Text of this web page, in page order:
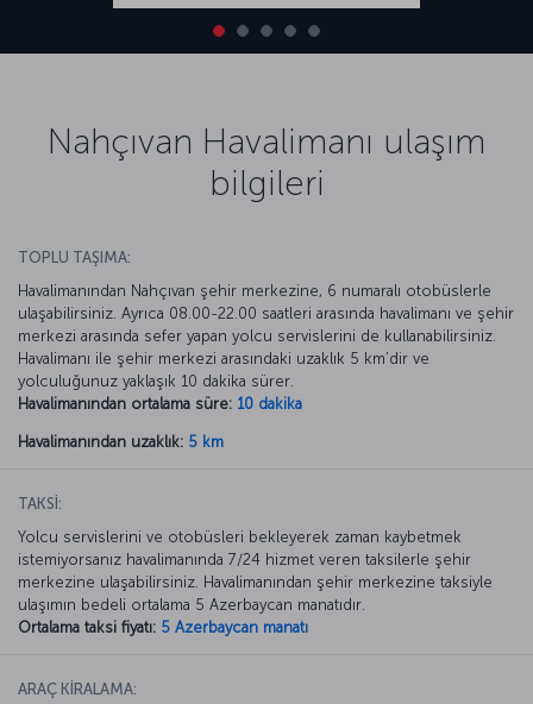
Nahçıvan Havalimanı ulaşım
bilgileri
TOPLU TAŞIMA:
Havalimanından Nahçıvan şehir merkezine, 6 numaralı otobüslerle
ulaşabilirsiniz. Ayrıca 08.00-22.00 saatleri arasında havalimanı ve şehir
merkezi arasında sefer yapan yolcu servislerini de kullanabilirsiniz.
Havalimanı ile şehir merkezi arasındaki uzaklık 5 km’dir ve
yolculuğunuz yaklaşık 10 dakika sürer.
Havalimanından ortalama süre: 10 dakika
Havalimanından uzaklık: 5 km
TAKSİ:
Yolcu servislerini ve otobüsleri bekleyerek zaman kaybetmek
istemiyorsanız havalimanında 7/24 hizmet veren taksilerle şehir
merkezine ulaşabilirsiniz. Havalimanından şehir merkezine taksiyle
ulaşımın bedeli ortalama 5 Azerbaycan manatıdır.
Ortalama taksi fiyatı: 5 Azerbaycan manatı
ARAÇ KİRALAMA: